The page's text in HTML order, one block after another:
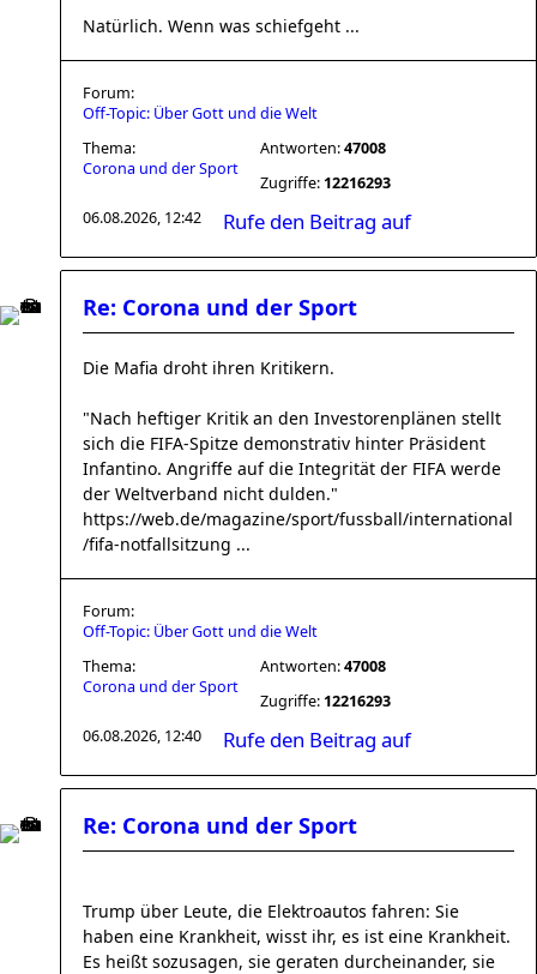
Natürlich. Wenn was schiefgeht ...
Forum:
Off-Topic: Über Gott und die Welt
Thema:
Corona und der Sport
Antworten:47008
Zugriffe: 12216293
06.08.2026, 12:42
Rufe den Beitrag auf
Re: Corona und der Sport
Die Mafia droht ihren Kritikern.
"Nach heftiger Kritik an den Investorenplänen stellt
sich die FIFA-Spitze demonstrativ hinter Präsident
Infantino. Angriffe auf die Integrität der FIFA werde
der Weltverband nicht dulden."
https://web.de/magazine/sport/fussball/international
/fifa-notfallsitzung ...
Forum:
Off-Topic: Über Gott und die Welt
Thema:
Corona und der Sport
Antworten:47008
Zugriffe: 12216293
06.08.2026, 12:40
Rufe den Beitrag auf
Re: Corona und der Sport
Trump über Leute, die Elektroautos fahren: Sie
haben eine Krankheit, wisst ihr, es ist eine Krankheit.
Es heißt sozusagen, sie geraten durcheinander, sie